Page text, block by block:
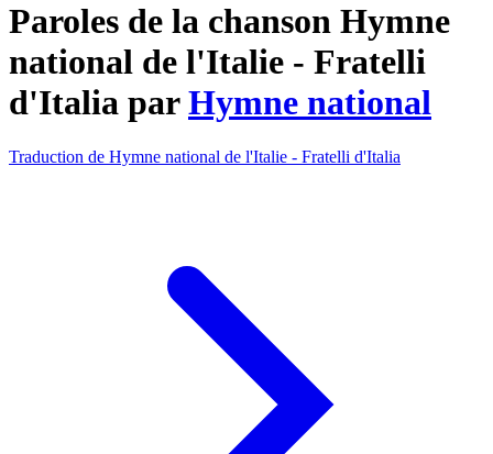
Paroles de la chanson Hymne
national de l'Italie - Fratelli
d'Italia parHymne national
Traduction de Hymne national de l'Italie - Fratelli d'Italia